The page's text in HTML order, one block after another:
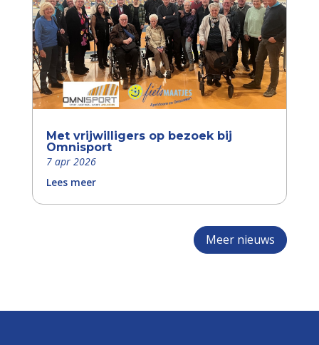
Met vrijwilligers op bezoek bij
Omnisport
7 apr 2026
Lees meer
Meer nieuws